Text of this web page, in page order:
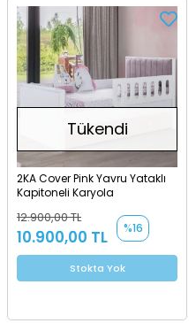
Tükendi
2KA Cover Pink Yavru Yataklı
Kapitoneli Karyola
12.900,00 TL
10.900,00 TL %16
Stokta Yok